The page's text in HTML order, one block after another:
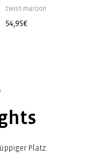
twist maroon
Normaler
54,95€
Platz.